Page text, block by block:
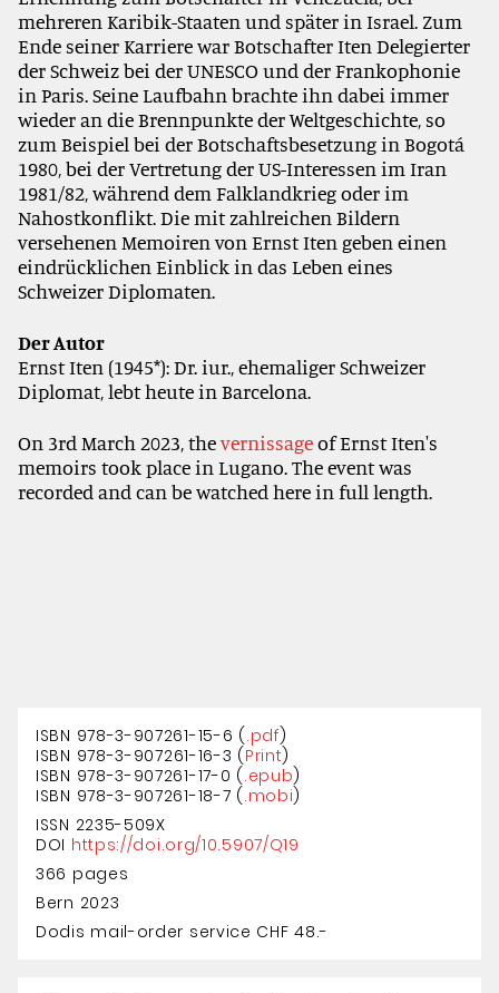
mehreren Karibik-Staaten und später in Israel. Zum
Ende seiner Karriere war Botschafter Iten Delegierter
der Schweiz bei der UNESCO und der Frankophonie
in Paris. Seine Laufbahn brachte ihn dabei immer
wieder an die Brennpunkte der Weltgeschichte, so
zum Beispiel bei der Botschaftsbesetzung in Bogotá
1980, bei der Vertretung der US-Interessen im Iran
1981/82, während dem Falklandkrieg oder im
Nahostkonflikt. Die mit zahlreichen Bildern
versehenen Memoiren von Ernst Iten geben einen
eindrücklichen Einblick in das Leben eines
Schweizer Diplomaten.
Der Autor
Ernst Iten (1945*): Dr. iur., ehemaliger Schweizer
Diplomat, lebt heute in Barcelona.
On 3rd March 2023, thevernissageof Ernst Iten's
memoirs took place in Lugano. The event was
recorded and can be watched here in full length.
ISBN 978-3-907261-15-6 ( .pdf)
ISBN 978-3-907261-16-3 ( Print)
ISBN 978-3-907261-17-0 ( .epub)
ISBN 978-3-907261-18-7 ( .mobi)
ISSN 2235-509X
DOI https://doi.org/10.5907/Q19
366 pages
Bern 2023
Dodis mail-order service CHF 48.-